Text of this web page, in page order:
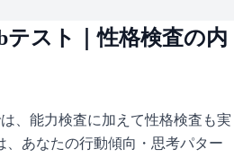
テスト｜性格検査の内
、能力検査に加えて性格検査も実
、あなたの行動傾向・思考パター